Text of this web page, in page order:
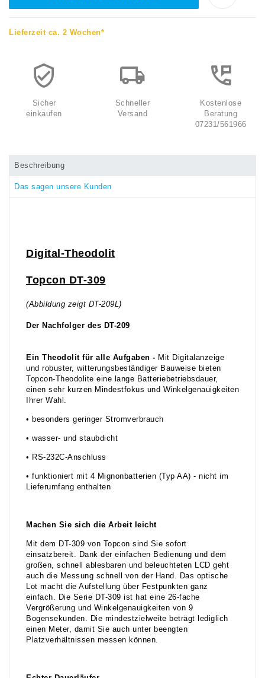
Lieferzeit ca. 2 Wochen*
Sicher
einkaufen
Schneller
Versand
Kostenlose
Beratung
07231/561966
Beschreibung
Das sagen unsere Kunden
Digital-Theodolit
Topcon DT-309
(Abbildung zeigt DT-209L)
Der Nachfolger des DT-209
Ein Theodolit für alle Aufgaben - Mit Digitalanzeige
und robuster, witterungsbeständiger Bauweise bieten
Topcon-Theodolite eine lange Batteriebetriebsdauer,
einen sehr kurzen Mindestfokus und Winkelgenauigkeiten
Ihrer Wahl.
• besonders geringer Stromverbrauch
• wasser- und staubdicht
• RS-232C-Anschluss
• funktioniert mit 4 Mignonbatterien (Typ AA) - nicht im
Lieferumfang enthalten
Machen Sie sich die Arbeit leicht
Mit dem DT-309 von Topcon sind Sie sofort
einsatzbereit. Dank der einfachen Bedienung und dem
großen, schnell ablesbaren und beleuchteten LCD geht
auch die Messung schnell von der Hand. Das optische
Lot macht die Aufstellung über Festpunkten ganz
einfach. Die Serie DT-309 ist hat eine 26-fache
Vergrößerung und Winkelgenauigkeiten von 9
Bogensekunden. Die mindestzielweite beträgt lediglich
einen Meter, damit Sie auch unter beengten
Platzverhältnissen messen können.